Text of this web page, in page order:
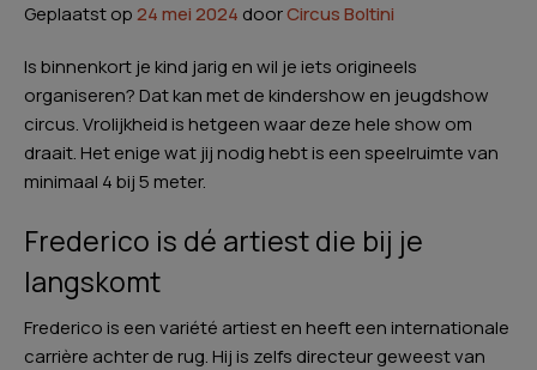
Geplaatst op24 mei 2024 doorCircus Boltini
Is binnenkort je kind jarig en wil je iets origineels
organiseren? Dat kan met de kindershow en jeugdshow
circus. Vrolijkheid is hetgeen waar deze hele show om
draait. Het enige wat jij nodig hebt is een speelruimte van
minimaal 4 bij 5 meter.
Frederico is dé artiest die bij je
langskomt
Frederico is een variété artiest en heeft een internationale
carrière achter de rug. Hij is zelfs directeur geweest van